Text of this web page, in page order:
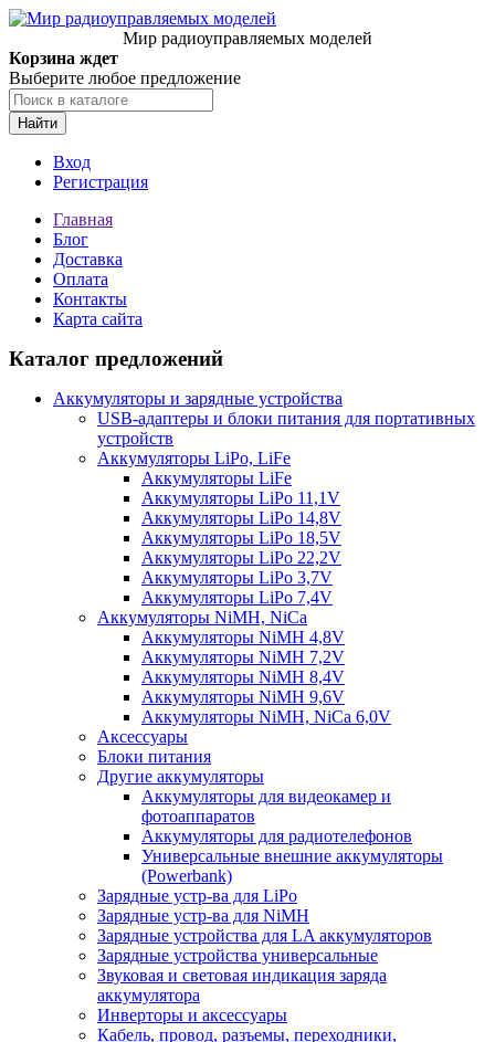
Мир радиоуправляемых моделей
Корзина ждет
Выберите любое предложение
Найти
Вход
Регистрация
Главная
Блог
Доставка
Оплата
Контакты
Карта сайта
Каталог предложений
Аккумуляторы и зарядные устройства
USB-адаптеры и блоки питания для портативных
устройств
Аккумуляторы LiPo, LiFe
Аккумуляторы LiFe
Аккумуляторы LiPo 11,1V
Аккумуляторы LiPo 14,8V
Аккумуляторы LiPo 18,5V
Аккумуляторы LiPo 22,2V
Аккумуляторы LiPo 3,7V
Аккумуляторы LiPo 7,4V
Аккумуляторы NiMH, NiCa
Аккумуляторы NiMH 4,8V
Аккумуляторы NiMH 7,2V
Аккумуляторы NiMH 8,4V
Аккумуляторы NiMH 9,6V
Аккумуляторы NiMH, NiCa 6,0V
Аксессуары
Блоки питания
Другие аккумуляторы
Аккумуляторы для видеокамер и
фотоаппаратов
Аккумуляторы для радиотелефонов
Универсальные внешние аккумуляторы
(Powerbank)
Зарядные устр-ва для LiPo
Зарядные устр-ва для NiMH
Зарядные устройства для LA аккумуляторов
Зарядные устройства универсальные
Звуковая и световая индикация заряда
аккумулятора
Инверторы и аксессуары
Кабель, провод, разъемы, переходники,